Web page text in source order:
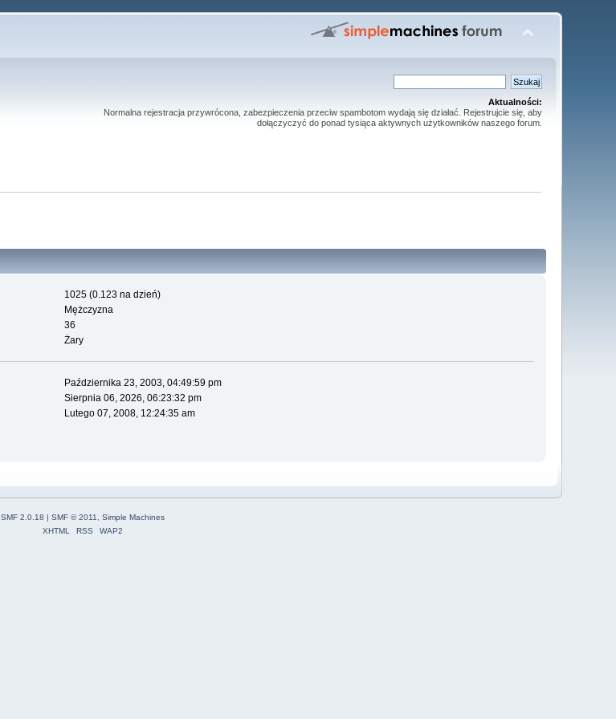
Aktualności:
Normalna rejestracja przywrócona, zabezpieczenia przeciw spambotom wydają się działać. Rejestrujcie się, aby
dołączyczyć do ponad tysiąca aktywnych użytkowników naszego forum.
1025 (0.123 na dzień)
Mężczyzna
36
Żary
Października 23, 2003, 04:49:59 pm
Sierpnia 06, 2026, 06:23:32 pm
Lutego 07, 2008, 12:24:35 am
SMF 2.0.18 | SMF © 2011, Simple Machines
XHTML
RSS WAP2